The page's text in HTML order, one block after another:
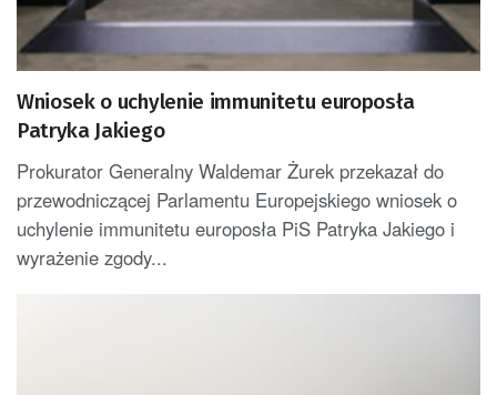
Wniosek o uchylenie immunitetu europosła
Patryka Jakiego
Prokurator Generalny Waldemar Żurek przekazał do
przewodniczącej Parlamentu Europejskiego wniosek o
uchylenie immunitetu europosła PiS Patryka Jakiego i
wyrażenie zgody...